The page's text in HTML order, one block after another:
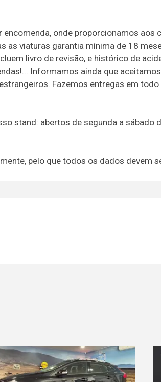
onde proporcionamos aos
as viaturas garantia mínima de 18
livro de revisão, e histórico de
Informamos ainda que
Fazemos entregas em todo
stand: abertos de segunda a sábado
pelo que todos os dados devem